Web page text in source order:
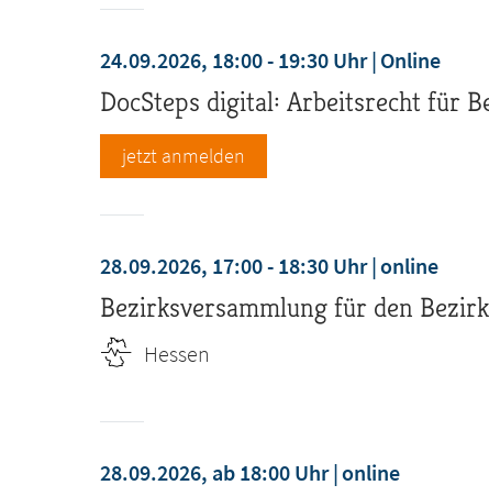
24.09.2026, 18:00 - 19:30 Uhr Online
DocSteps digital: Arbeitsrecht für
jetzt anmelden
28.09.2026, 17:00 - 18:30 Uhr online
Bezirksversammlung für den
Hessen
28.09.2026, ab 18:00 Uhr online